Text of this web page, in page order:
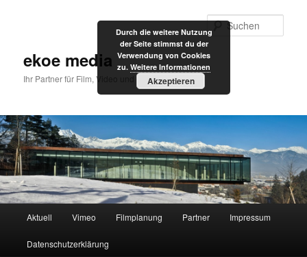
ekoe media
Ihr Partner für Film, Video und Internet
Aktuell Vimeo Filmplanung Partner Impressum
Datenschutzerklärung
Durch die weitere Nutzung
der Seite stimmst du der
Verwendung von Cookies
zu. Weitere Informationen
Akzeptieren